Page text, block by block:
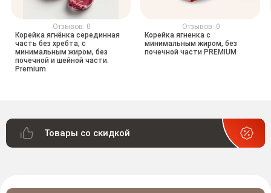
Отзывов: 0
Корейка ягнёнка серединная
часть без хребта, с
минимальным жиром, без
почечной и шейной части.
Premium
Отзывов: 0
Корейка ягненка с
минимальным жиром, без
почечной части PREMIUM
Товары со скидкой